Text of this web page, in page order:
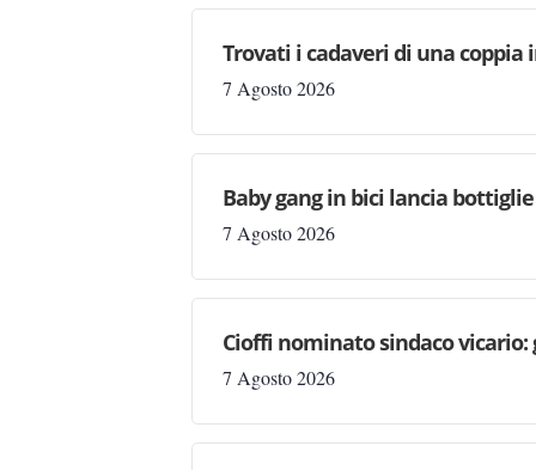
Trovati i cadaveri di una coppia
7 Agosto 2026
Baby gang in bici lancia
7 Agosto 2026
Cioffi nominato sindaco
7 Agosto 2026